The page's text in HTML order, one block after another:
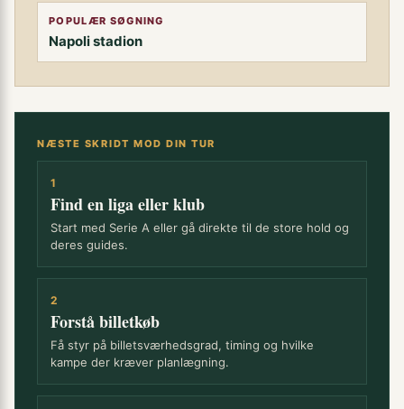
POPULÆR SØGNING
Napoli stadion
NÆSTE SKRIDT MOD DIN TUR
1
Find en liga eller klub
Start med Serie A eller gå direkte til de store hold og
deres guides.
2
Forstå billetkøb
Få styr på billetsværhedsgrad, timing og hvilke
kampe der kræver planlægning.